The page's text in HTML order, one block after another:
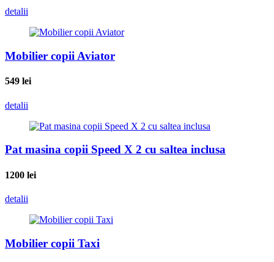
detalii
Mobilier copii Aviator
549 lei
detalii
Pat masina copii Speed X 2 cu saltea inclusa
1200 lei
detalii
Mobilier copii Taxi